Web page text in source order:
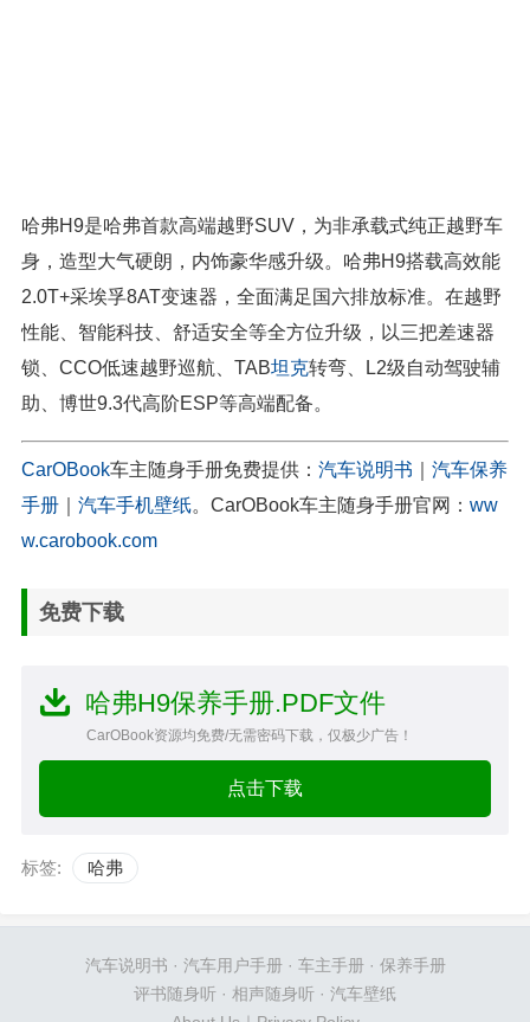
哈弗H9是哈弗首款高端越野SUV，为非承载式纯正越野车
身，造型大气硬朗，内饰豪华感升级。哈弗H9搭载高效能
2.0T+采埃孚8AT变速器，全面满足国六排放标准。在越野
性能、智能科技、舒适安全等全方位升级，以三把差速器
锁、CCO低速越野巡航、TAB坦克转弯、L2级自动驾驶辅
助、博世9.3代高阶ESP等高端配备。
CarOBook车主随身手册免费提供： 汽车说明书
汽车保养
手册
汽车手机壁纸。CarOBook车主随身手册官网： ww
w.carobook.com
免费下载
哈弗H9保养手册.PDF文件
CarOBook资源均免费/无需密码下载，仅极少广告！
点击下载
标签: 哈弗
汽车说明书 · 汽车用户手册· 车主手册· 保养手册
评书随身听 · 相声随身听 · 汽车壁纸